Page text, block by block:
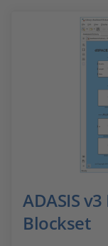
ADASIS
Blockset